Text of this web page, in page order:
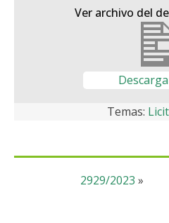
Ver archivo del
Temas:
2929/2023 »